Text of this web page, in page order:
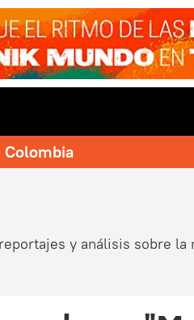
Colombia
y análisis sobre la